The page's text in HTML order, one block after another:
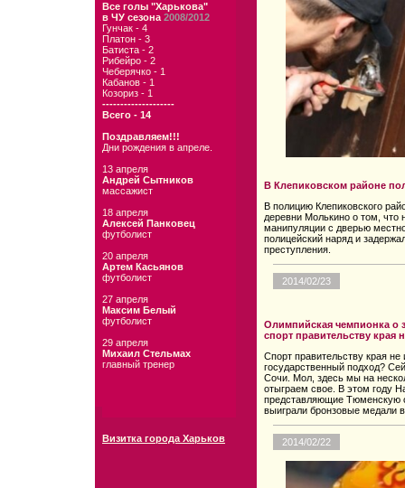
Все голы "Харькова"
в ЧУ сезона 2008/2012
Гунчак - 4
Платон - 3
Батиста - 2
Рибейро - 2
Чеберячко - 1
Кабанов - 1
Козориз - 1
--------------------
Всего - 14
Поздравляем!!!
Дни рождения в апреле.
13 апреля
Андрей Сытников
массажист
18 апреля
Алексей Панковец
футболист
20 апреля
Артем Касьянов
футболист
27 апреля
Максим Белый
футболист
29 апреля
Михаил Стельмах
главный тренер
Визитка города Харьков
В Клепиковском районе
В полицию Клепиковского
деревни Молькино о том,
манипуляции с дверью
полицейский наряд и
преступления.
2014/02/23
Олимпийская чемпионка
спорт правительству края
Спорт правительству края
государственный подход?
Сочи. Мол, здесь мы на
отыграем свое. В этом году
представляющие Тюменскую
выиграли бронзовые медали
2014/02/22